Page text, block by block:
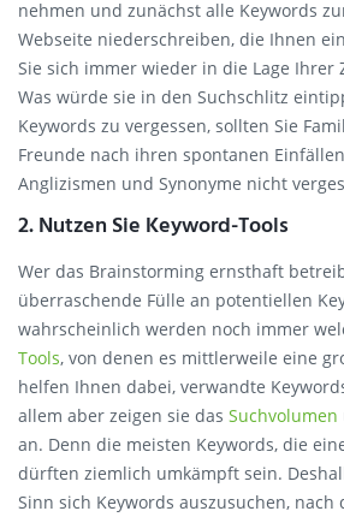
nehmen und zunächst alle Keywords
Webseite niederschreiben, die Ihnen
Sie sich immer wieder in die Lage Ihrer
Was würde sie in den Suchschlitz
Keywords zu vergessen, sollten Sie
Freunde nach ihren spontanen
Anglizismen und Synonyme nicht
2. Nutzen Sie Keyword-Tools
Wer das Brainstorming ernsthaft
überraschende Fülle an potentiellen
wahrscheinlich werden noch immer
Tools, von denen es mittlerweile eine
helfen Ihnen dabei, verwandte
allem aber zeigen sie das Suchvolumen
an. Denn die meisten Keywords, die
dürften ziemlich umkämpft sein.
Sinn sich Keywords auszusuchen,